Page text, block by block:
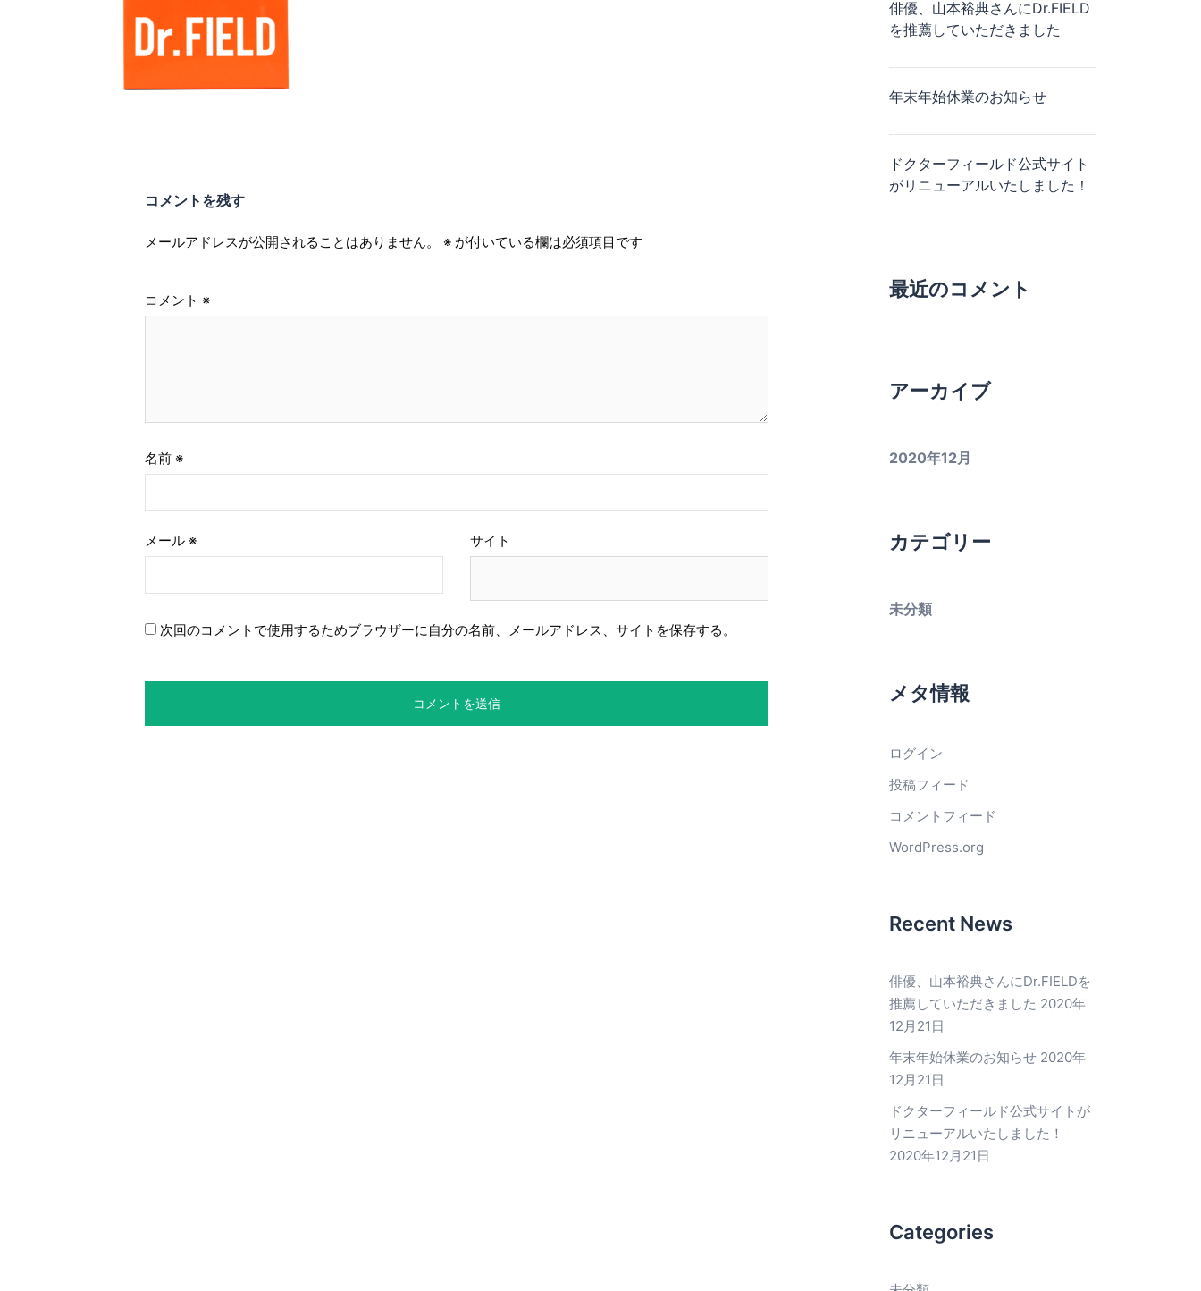
コメントを残す
メールアドレスが公開されることはありません。 ※ が付いている欄は必須項目です
コメント ※
名前 ※
メール ※ サイト
次回のコメントで使用するためブラウザーに自分の名前、メールアドレス、サイトを保存する。
俳優、山本裕典さんにDr.FIELD
を推薦していただきました
年末年始休業のお知らせ
ドクターフィールド公式サイト
がリニューアルいたしました！
最近のコメント
アーカイブ
2020年12月
カテゴリー
未分類
メタ情報
ログイン
投稿フィード
コメントフィード
WordPress.org
Recent News
俳優、山本裕典さんにDr.FIELDを
推薦していただきました 2020年
12月21日
年末年始休業のお知らせ 2020年
12月21日
ドクターフィールド公式サイトが
リニューアルいたしました！
2020年12月21日
Categories